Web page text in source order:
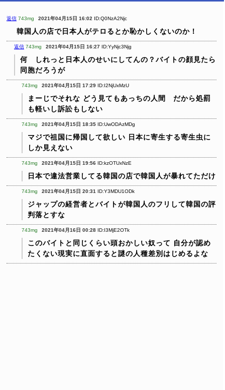
返信 743mg 2021年04月15日 16:02 ID:Q0NzA2Njc
韓国人の店で日本人がテロるとか恥かしくないのか！
返信 743mg 2021年04月15日 16:27 ID:YyNjc3Njg
何 しれっと日本人のせいにしてんの？バイトの顔見たら
同胞だろうが
743mg 2021年04月15日 17:29 ID:I2NjUxMzU
まーじでそれな どう見てもあっちの人間 だから処罰
も軽いし訴訟もしない
743mg 2021年04月15日 18:35 ID:UwODAzMDg
マジで祖国に帰国して欲しい 日本に寄生する寄生虫に
しか見えない
743mg 2021年04月15日 19:56 ID:kzOTUxNzE
日本で違法営業してる韓国の店で韓国人が暴れてただけ
743mg 2021年04月15日 20:31 ID:Y3MDU1ODk
ジャップの経営者とバイトが韓国人のフリして韓国の評
判落とすな
743mg 2021年04月16日 00:28 ID:I3MjE2OTk
このバイトと同じくらい頭おかしい奴って 自分が認め
たくない現実に直面すると謎の人種差別はじめるよな